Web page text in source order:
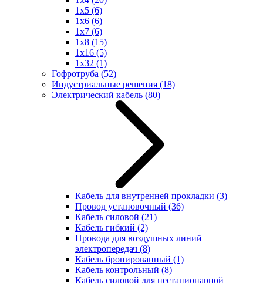
1x5 (6)
1x6 (6)
1x7 (6)
1x8 (15)
1x16 (5)
1x32 (1)
Гофротруба (52)
Индустриальные решения (18)
Электрический кабель (80)
Кабель для внутренней прокладки (3)
Провод установочный (36)
Кабель силовой (21)
Кабель гибкий (2)
Провода для воздушных линий
электропередач (8)
Кабель бронированный (1)
Кабель контрольный (8)
Кабель силовой для нестационарной